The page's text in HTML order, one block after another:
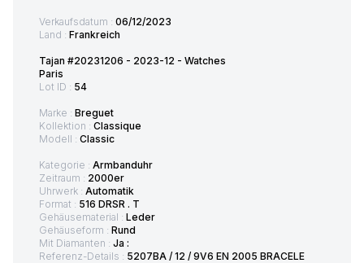
Verkaufsdatum : 06/12/2023
Land : Frankreich
Tajan #20231206 - 2023-12 - Watches
Paris
Lot ID : 54
Marke : Breguet
Kollektion : Classique
Modell : Classic
Kategorie : Armbanduhr
Zeitraum : 2000er
Uhrwerk : Automatik
Format : 516 DRSR . T
Gehäusematerial : Leder
Gehäuseform : Rund
Mit Diamanten : Ja :
Referenz-Details : 5207BA / 12 / 9V6 EN 2005 BRACELE